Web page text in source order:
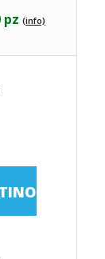
pz (info)